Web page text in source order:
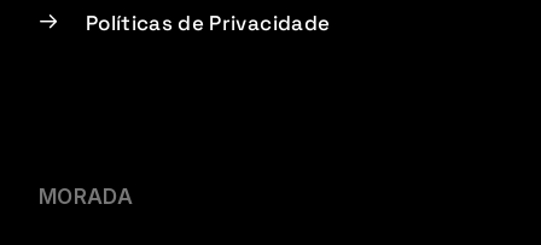
Políticas de Privacidade
MORADA